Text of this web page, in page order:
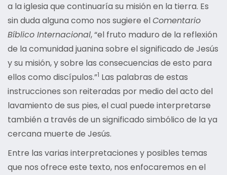
a la iglesia que continuaría su misión en la tierra. Es
sin duda alguna como nos sugiere elComentario
Bíblico Internacional, “el fruto maduro de la reflexión
de la comunidad juanina sobre el significado de Jesús
y su misión, y sobre las consecuencias de esto para
ellos como discípulos.”1 Las palabras de estas
instrucciones son reiteradas por medio del acto del
lavamiento de sus pies, el cual puede interpretarse
también a través de un significado simbólico de la ya
cercana muerte de Jesús.
Entre las varias interpretaciones y posibles temas
que nos ofrece este texto, nos enfocaremos en el